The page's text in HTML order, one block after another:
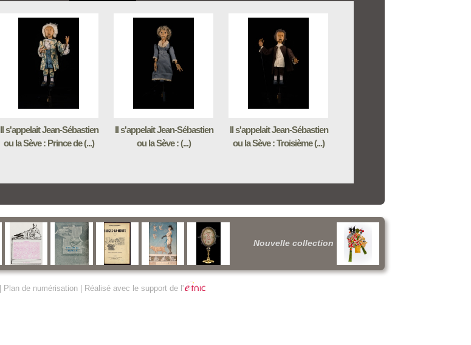
Il s'appelait Jean-Sébastien
ou la Sève : Prince de (...)
Il s'appelait Jean-Sébastien
ou la Sève : (...)
Il s'appelait Jean-Sébastien
ou la Sève : Troisième (...)
Nouvelle collection
Plan de numérisation| Réalisé avec le support de l'